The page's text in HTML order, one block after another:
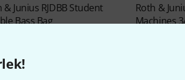
& Junius RJDBB Student
Bass Bag
Roth &
Machines